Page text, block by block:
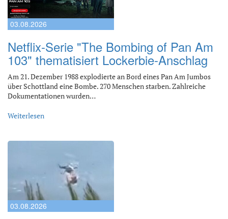
03.08.2026
Netflix-Serie "The Bombing of Pan Am
103" thematisiert Lockerbie-Anschlag
Am 21. Dezember 1988 explodierte an Bord eines Pan Am Jumbos
über Schottland eine Bombe. 270 Menschen starben. Zahlreiche
Dokumentationen wurden…
Weiterlesen
03.08.2026